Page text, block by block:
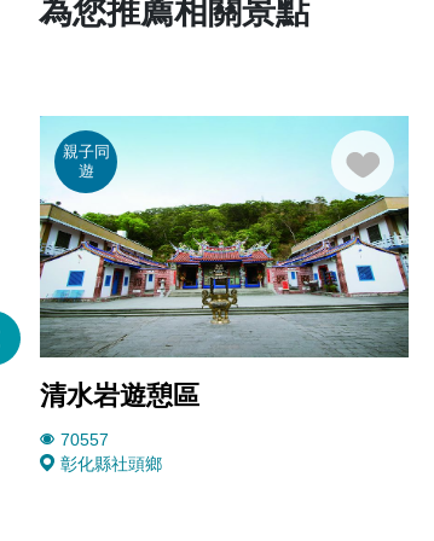
為您推薦相關景點
親子同
遊
清水岩遊憩區
70557
彰化縣社頭鄉